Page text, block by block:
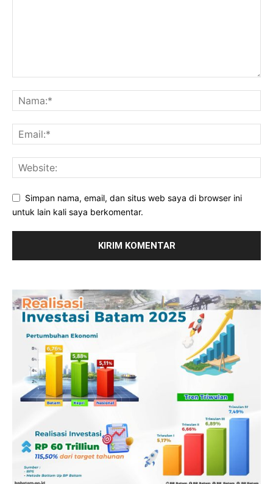
Simpan nama, email, dan situs web saya di browser ini
untuk lain kali saya berkomentar.